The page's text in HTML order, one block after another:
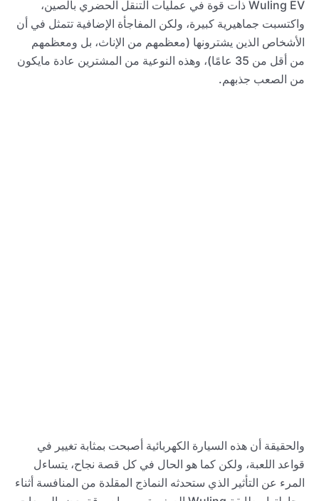
Wuling EV ذات قوة في عمليات التنقل الحضري بالصين،
واكتسبت جماهيرية كبيرة، ولكن المفاجأة الإضافية تتمثل في أن
الأشخاص الذين يشترونها (معظمهم من الإناث، بل ومعظمهم
من أقل من 35 عامًا)، وهذه النوعية من المشترين عادة مايكون
من الصعب جذبهم.
والحقيقة أن هذه السيارة الكهربائية أصبحت بمثابة تغيير في
قواعد اللعبة، ولكن كما هو الحال في كل قصة نجاح، يتساءل
المرء عن التأثير الذي ستحدثه النماذج المقلدة من المنافسة أثناء